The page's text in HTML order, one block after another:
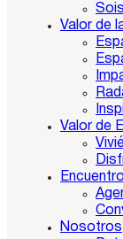
Valor de
Valor de
Nosotros